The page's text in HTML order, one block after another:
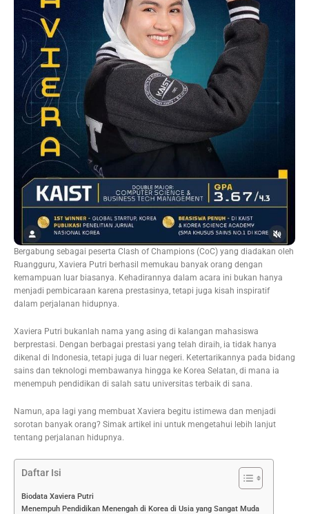
Bergabung sebagai peserta Clash of Champions (CoC) yang diadakan oleh
Ruangguru, Xaviera Putri berhasil memukau banyak orang dengan
kemampuan luar biasanya. Kehadirannya dalam acara ini bukan hanya
menjadi pembicaraan karena prestasinya, tetapi juga kisah inspiratif
dalam perjalanan hidupnya.
Xaviera Putri bukanlah nama yang asing di kalangan mahasiswa
berprestasi. Dengan berbagai prestasi yang telah diraih, ia tidak hanya
dikenal di Indonesia, tetapi juga di luar negeri. Ketertarikannya pada bidang
sains dan teknologi membawanya hingga ke Korea Selatan, di mana ia
menempuh pendidikan di salah satu universitas terbaik di sana.
Namun, apa lagi yang membuat Xaviera begitu istimewa dan menjadi
sorotan banyak orang? Simak artikel ini untuk mengetahui lebih lanjut
tentang perjalanan hidupnya.
Daftar Isi
Biodata Xaviera Putri
Menempuh Pendidikan Menengah di Korea di Usia yang Sangat Muda